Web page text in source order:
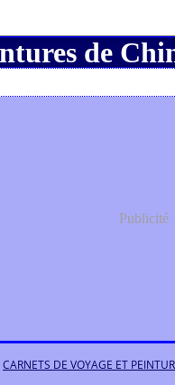
Publicité
CARNETS DE VOYAGE ET